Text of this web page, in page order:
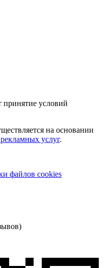
принятие условий
на основании
услуг.
файлов cookies